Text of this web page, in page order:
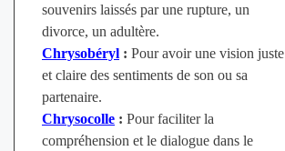
souvenirs laissés par une rupture, un
divorce, un adultère.
Chrysobéryl: Pour avoir une vision juste
et claire des sentiments de son ou sa
partenaire.
Chrysocolle: Pour faciliter la
compréhension et le dialogue dans le